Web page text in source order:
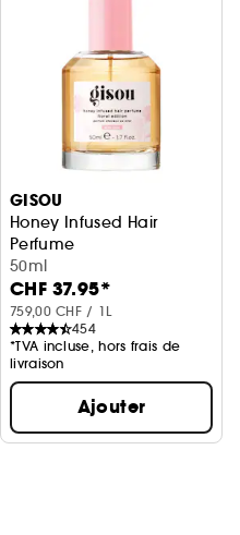
GISOU
Honey Infused Hair
Perfume
Wild Rose
50ml
CHF 37.95*
759,00 CHF / 1L
454
*TVA incluse, hors frais de
livraison
Ajouter